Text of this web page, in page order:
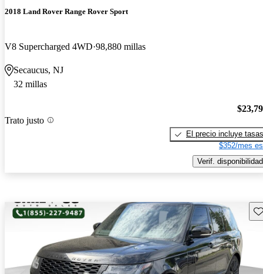
2018 Land Rover Range Rover Sport
V8 Supercharged 4WD 98,880 millas
Secaucus, NJ
32 millas
Trato justo
El precio incluye tasas
$352/mes
Verif. disponibilidad